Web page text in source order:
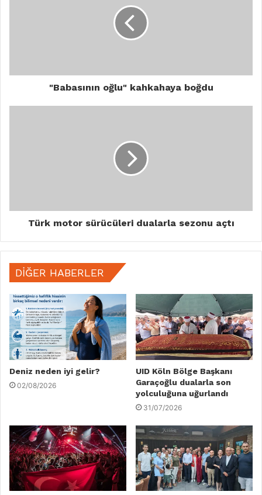
"Babasının oğlu" kahkahaya boğdu
Türk motor sürücüleri dualarla sezonu açtı
DIĞER HABERLER
Deniz neden iyi gelir?
02/08/2026
UID Köln Bölge Başkanı
Garaçoğlu dualarla son
yolculuğuna uğurlandı
31/07/2026